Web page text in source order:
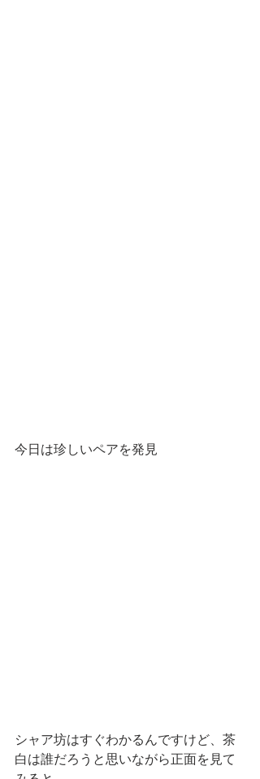
今日は珍しいペアを発見
シャア坊はすぐわかるんですけど、茶
白は誰だろうと思いながら正面を見て